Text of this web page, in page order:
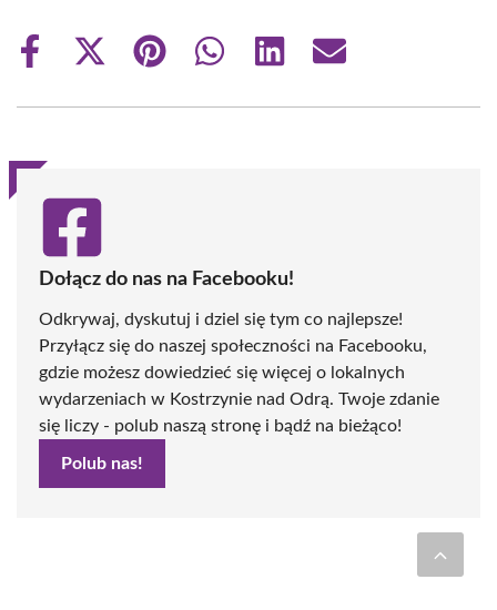
Share
Share
(Twitter)
Share
Share
Share
Share
Dołącz do nas na Facebooku!
Odkrywaj, dyskutuj i dziel się tym co najlepsze!
Przyłącz się do naszej społeczności na Facebooku,
gdzie możesz dowiedzieć się więcej o lokalnych
wydarzeniach w Kostrzynie nad Odrą. Twoje zdanie
się liczy - polub naszą stronę i bądź na bieżąco!
Polub nas!